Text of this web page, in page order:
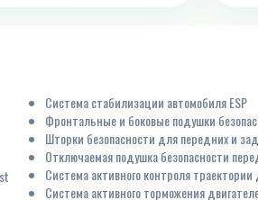
Система стабилизации автомобиля ESP
Фронтальные и боковые подушки
Шторки безопасности для передних и
Отключаемая подушка безопасности
Система активного контроля
Система активного торможения